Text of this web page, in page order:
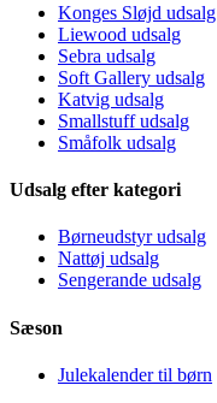
Konges Sløjd udsalg
Liewood udsalg
Sebra udsalg
Soft Gallery udsalg
Katvig udsalg
Smallstuff udsalg
Småfolk udsalg
Udsalg efter kategori
Børneudstyr udsalg
Nattøj udsalg
Sengerande udsalg
Sæson
Julekalender til børn